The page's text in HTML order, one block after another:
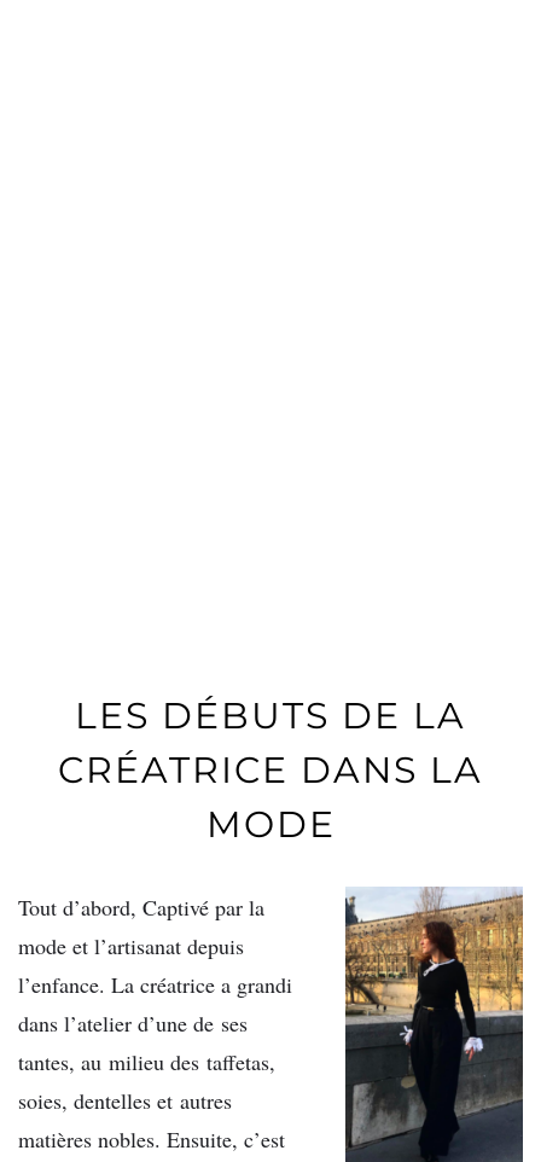
LES DÉBUTS DE LA
CRÉATRICE DANS LA
MODE
Tout d’abord, Captivé par la
mode et l’artisanat depuis
l’enfance. La créatrice a grandi
dans l’atelier d’une de ses
tantes, au milieu des taffetas,
soies, dentelles et autres
matières nobles. Ensuite, c’est